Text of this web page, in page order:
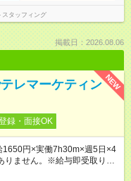
スタッフィング
掲載日：2026.08.06
NEW
レマーケティン
録・面接OK
円×実働7h30m×週5日×4
ません。※給与即受取りサ